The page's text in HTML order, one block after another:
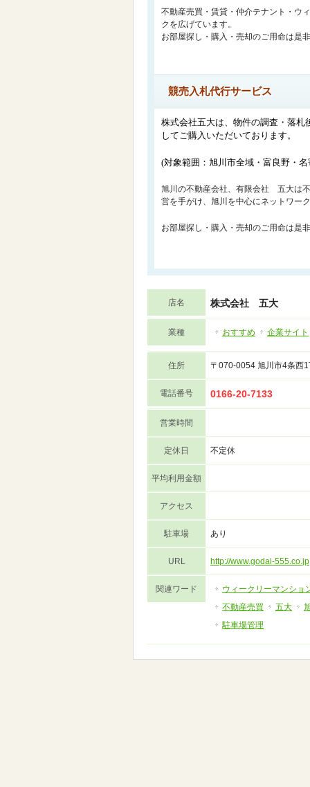
不動産売買・賃貸・仲介テナント・ウ
クを広げています。
お部屋探し・購入・売却のご用命は是
競売入札代行サービス
株式会社五大は、物件の調査・落
してご購入いただいております。
(対象範囲：旭川市全域・富良野・名
旭川の不動産会社、有限会社 五大は
営を手がけ、旭川を中心にネットワー
お部屋探し・購入・売却のご用命は是
店名 株式会社 五大
業種 おすすめ 企業サイト
住所 〒070-0054 旭川市4条西
電話番号 0166-20-7133
営業時間
定休日 不定休
平均利用金額
アクセス
駐車場 あり
URL http://www.godai-555.co.jp
関連ワード
ウィークリーマンショ
不動産売買
五大
駐車場管理